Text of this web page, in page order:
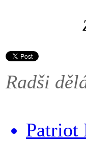
Radši
Patriot